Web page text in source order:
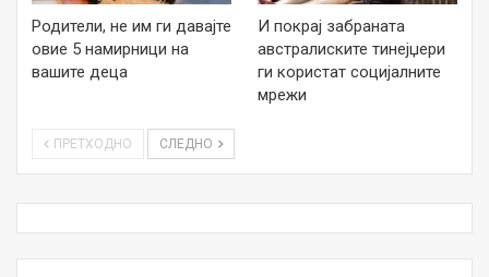
Родители, не им ги давајте
овие 5 намирници на
вашите деца
И покрај забраната
австралиските тинејџери
ги користат социјалните
мрежи
ПРЕТХОДНО СЛЕДНО